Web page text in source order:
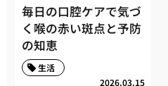
毎日の口腔ケアで気づ
く喉の赤い斑点と予防
の知恵
2026.03.15
生活